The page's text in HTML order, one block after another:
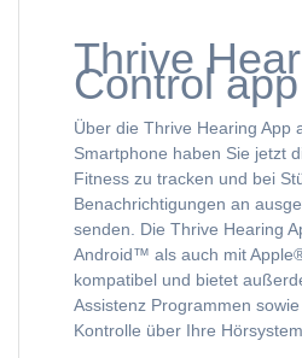
Thrive
Control app
Über die Thrive Hearing App
Smartphone haben Sie jetzt
Fitness zu tracken und bei
Benachrichtigungen an
senden. Die Thrive Hearing
Android™ als auch mit
kompatibel und bietet
Assistenz Programmen
Kontrolle über Ihre